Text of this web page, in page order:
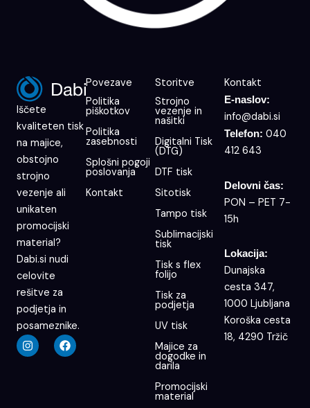
Iščete
kvaliteten tisk
na majice,
obstojno
strojno
vezenje ali
unikaten
promocijski
material?
Dabi.si nudi
celovite
rešitve za
podjetja in
posameznike.
I
n
s
F
a
c
Povezave
Politika
piškotkov
Politika
zasebnosti
Splošni pogoji
poslovanja
Kontakt
Storitve
Strojno
vezenje in
našitki
Digitalni Tisk
(DTG)
DTF tisk
Sitotisk
Tampo tisk
Sublimacijski
tisk
Tisk s flex
folijo
Tisk za
podjetja
UV tisk
Majice za
dogodke in
darila
Promocijski
material
Kontakt
E-naslov:
info@dabi.si
Telefon: 040
412 643
Delovni čas:
PON – PET 7-
15h
Lokacija:
Dunajska
cesta 347,
1000 Ljubljana
Koroška cesta
18, 4290 Tržič